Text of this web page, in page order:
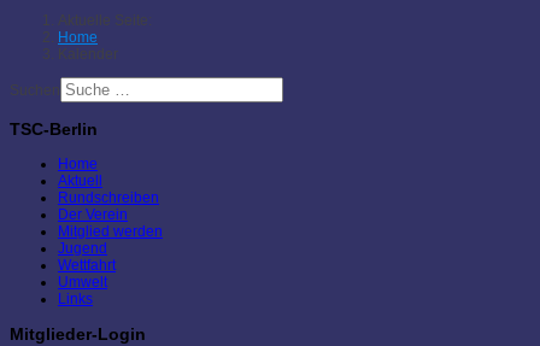
Aktuelle Seite:
Home
Kalender
Suchen
TSC-Berlin
Home
Aktuell
Rundschreiben
Der Verein
Mitglied werden
Jugend
Wettfahrt
Umwelt
Links
Mitglieder-Login